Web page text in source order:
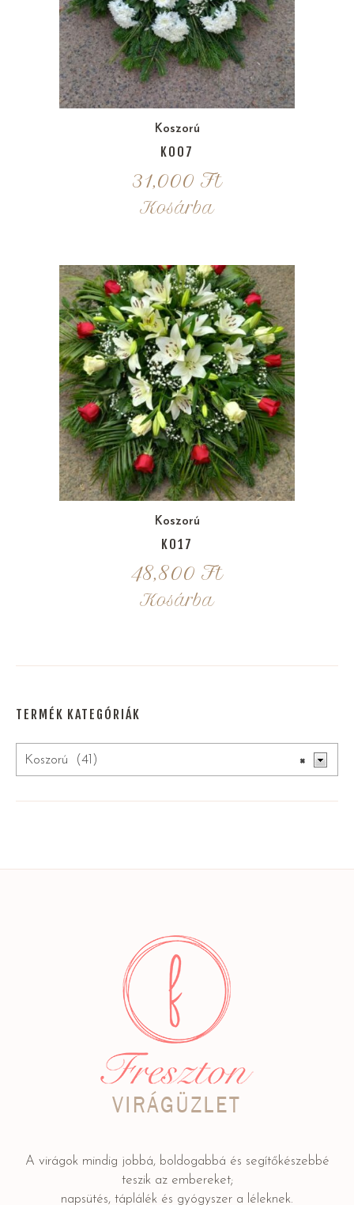
Koszorú
K007
31,000 Ft
Kosárba
Koszorú
K017
48,800 Ft
Kosárba
TERMÉK KATEGÓRIÁK
×
Koszorú (41)
A virágok mindig jobbá, boldogabbá és segítőkészebbé
teszik az embereket;
napsütés, táplálék és gyógyszer a léleknek.